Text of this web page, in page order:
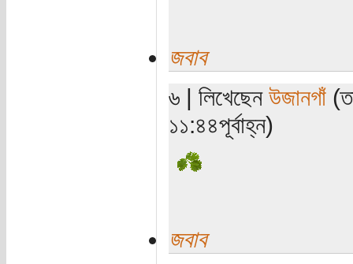
জবাব
৬ | লিখেছেন উজানগাঁ
১১:৪৪পূর্বাহ্ন)
জবাব